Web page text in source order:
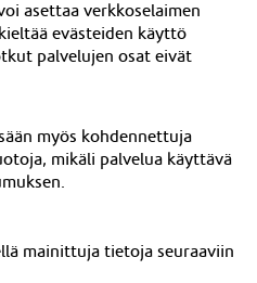
asettaa verkkoselaimen
evästeiden käyttö
palvelujen osat eivät
myös kohdennettuja
mikäli palvelua käyttävä
mainittuja tietoja seuraaviin